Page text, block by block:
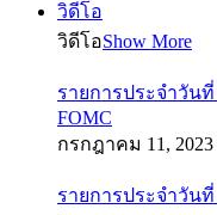
วิดีโอ
วิดีโอShow More
รายการประจำวัน
FOMC
กรกฎาคม 11, 2023
รายการประจำวัน